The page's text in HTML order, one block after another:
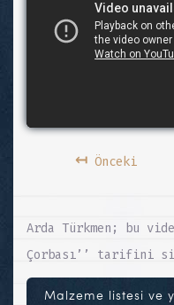
↤Önceki
Arda Türkmen; bu
Çorbası’’ tarifini
Malzeme listesi ve